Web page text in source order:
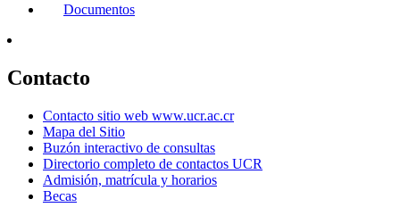
Documentos
Contacto
Contacto sitio web www.ucr.ac.cr
Mapa del Sitio
Buzón interactivo de consultas
Directorio completo de contactos UCR
Admisión, matrícula y horarios
Becas